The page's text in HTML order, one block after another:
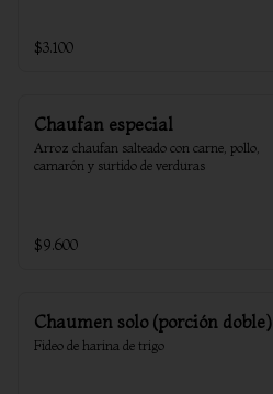
$3.100
Chaufan especial
Arroz chaufan salteado con carne, pollo,
camarón y surtido de verduras
$9.600
Chaumen solo (porción doble)
Fideo de harina de trigo